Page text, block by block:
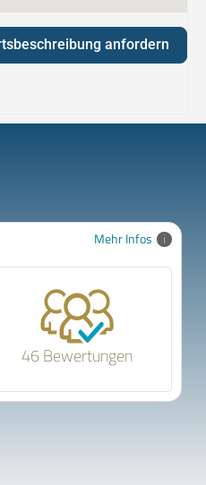
anfordern
Mehr Infos
46 Bewertungen